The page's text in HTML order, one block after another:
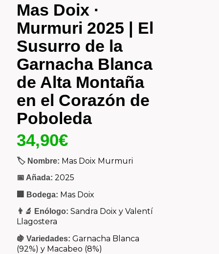
Mas Doix ·
Murmuri 2025 | El
Susurro de la
Garnacha Blanca
de Alta Montaña
en el Corazón de
Poboleda
34,90€
🏷️ Nombre: Mas Doix Murmuri
📅 Añada: 2025
🏢 Bodega: Mas Doix
👨‍🔬 Enólogo: Sandra Doix y Valentí
Llagostera
🍇 Variedades: Garnacha Blanca
(92%) y Macabeo (8%)